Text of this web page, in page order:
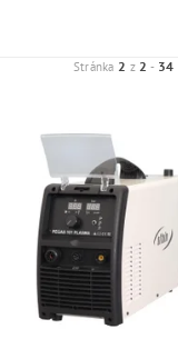
Stránka 2 z 2 - 34